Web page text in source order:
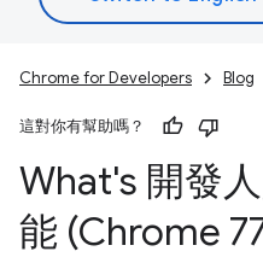
Chrome for Developers Blog
這對你有幫助嗎？
What's 開發
能 (Chrome